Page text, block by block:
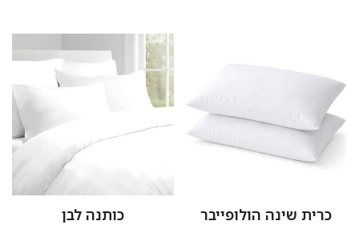
כרית שינה הולופייבר כותנה לבן